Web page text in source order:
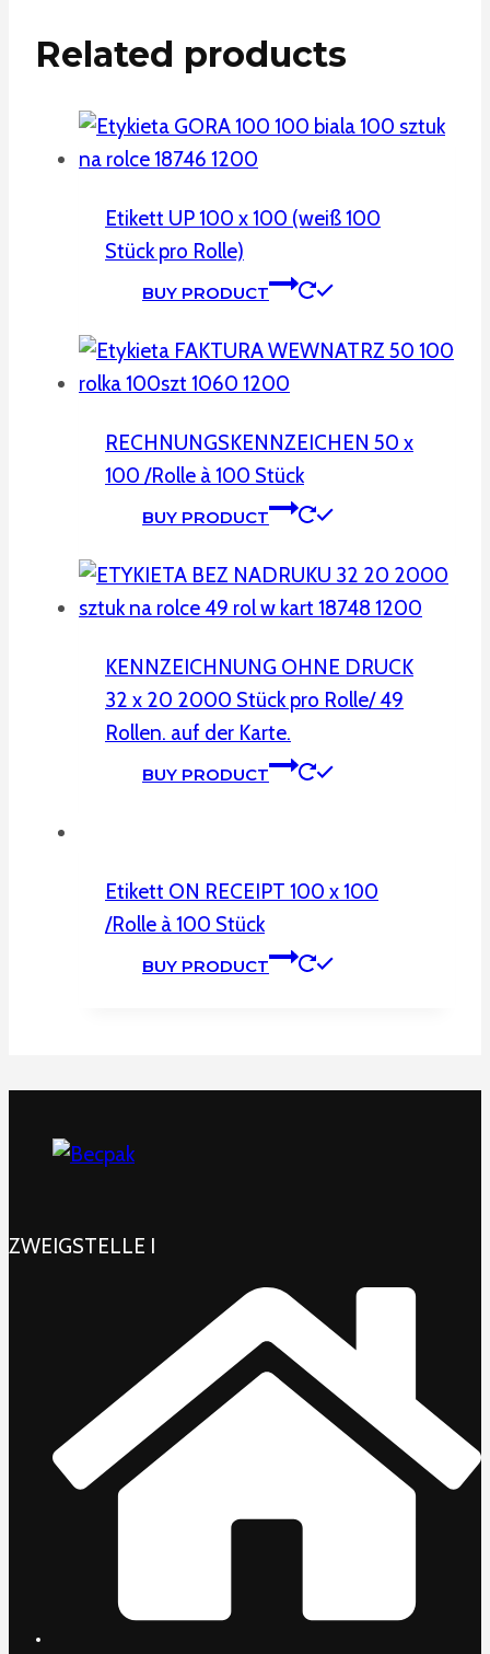
Related products
Etikett UP 100 x 100 (weiß 100
Stück pro Rolle)
BUY PRODUCT
RECHNUNGSKENNZEICHEN 50 x
100 /Rolle à 100 Stück
BUY PRODUCT
KENNZEICHNUNG OHNE DRUCK
32 x 20 2000 Stück pro Rolle/ 49
Rollen. auf der Karte.
BUY PRODUCT
Etikett ON RECEIPT 100 x 100
/Rolle à 100 Stück
BUY PRODUCT
ZWEIGSTELLE I